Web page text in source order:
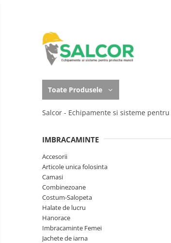
Toate Produsele
Imbracaminte
Articole unica folosinta
Costum-Salopeta
Halate de lucru
Imbracaminte Femei
Jachete de iarna
Jachete/Bluze Salopeta
Incaltaminte
Curatenie si igiena
Protectie auditiva
Toate Produsele
Salcor - Echipamente si sisteme
IMBRACAMINTE
Accesorii
Articole unica folosinta
Camasi
Combinezoane
Costum-Salopeta
Halate de lucru
Hanorace
Imbracaminte Femei
Jachete de iarna